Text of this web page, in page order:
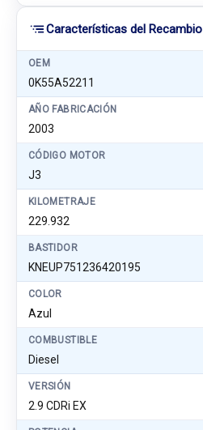
Características del Recambio
OEM
0K55A52211
AÑO FABRICACIÓN
2003
CÓDIGO MOTOR
J3
KILOMETRAJE
229.932
BASTIDOR
KNEUP751236420195
COLOR
Azul
COMBUSTIBLE
Diesel
VERSIÓN
2.9 CDRi EX